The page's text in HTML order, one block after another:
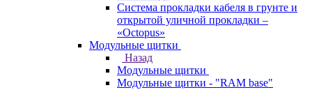
Система прокладки кабеля в грунте и
открытой уличной прокладки –
«Octopus»
Модульные щитки
Назад
Модульные щитки
Модульные щитки - "RAM base"